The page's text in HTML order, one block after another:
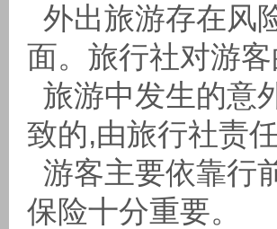
外出旅游存在风
面。旅行社对游
旅游中发生的意
致的,由旅行社责
游客主要依靠行
保险十分重要。